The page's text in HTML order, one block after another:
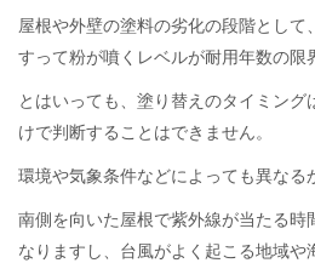
屋根や外壁の塗料の劣化の段階として
すって粉が噴くレベルが耐用年数の限
とはいっても、塗り替えのタイミン
けで判断することはできません。
環境や気象条件などによっても異なる
南側を向いた屋根で紫外線が当たる時
なりますし、台風がよく起こる地域